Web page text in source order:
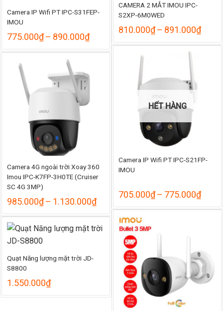
CAMERA 2 MẮT IMOU IPC-
S2XP-6M0WED
810.000₫– 891.000₫
từ
Camera IP Wifi PT IPC-S31FEP-
IMOU
775.000₫– 890.000₫Khoảng
từ
HẾT HÀNG
Camera IP Wifi PT IPC-S21FP-
IMOU
705.000₫– 775.000₫
từ
Camera 4G ngoài trời Xoay 360
Imou IPC-K7FP-3H0TE (Cruiser
SC 4G 3MP)
985.000₫– 1.130.000₫Khoảng
từ
985.000₫
1.130.000₫
Quạt Năng lượng mặt trời JD-
S8800
1.550.000₫